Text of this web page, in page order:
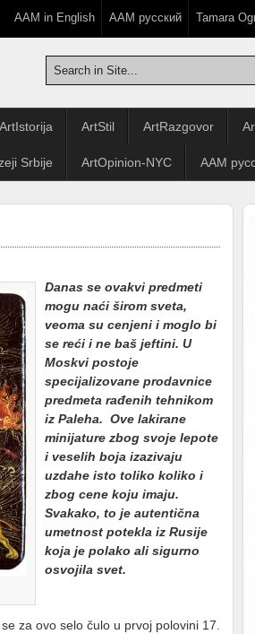
AAM in English ААМ русский Tamara
ArtIstorija ArtStil ArtRazgovor
Srbije ArtOpinion-NYC ААМ
Danas se ovakvi predmeti
mogu naći širom sveta,
veoma su cenjeni i moglo bi
se reći i ne baš jeftini. U
Moskvi postoje
specijalizovane prodavnice
predmeta rađenih tehnikom
iz Paleha. Ove lakirane
minijature zbog svoje lepote
i veselih boja izazivaju
uzdahe isto toliko koliko i
zbog cene koju imaju.
Svakako, to je autentična
umetnost potekla iz Rusije
koja je polako ali sigurno
osvojila svet.
za ovo selo čulo u prvoj polovini 17.